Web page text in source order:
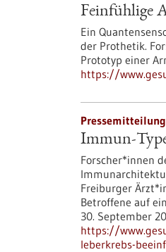
Feinfühlige
Ein
der Prothetik.
Prototyp einer
https://
Pressemitteilung
Immun-
Forscher*innen
Freiburger
Betroffene auf
30. September
https://
leberkrebs-